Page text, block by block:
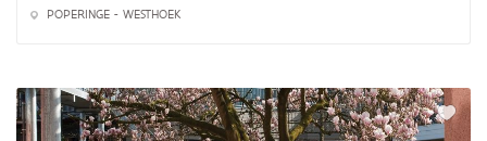
POPERINGE - WESTHOEK